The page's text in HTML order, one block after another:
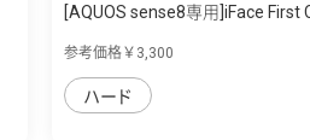
[AQUOS sense8専用]iFace First
参考価格￥3,300
ハード